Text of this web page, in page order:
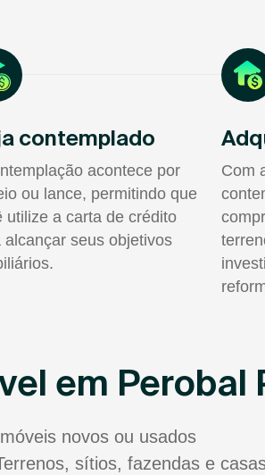
contemplado
acontece por
ou lance, permitindo que
utilize a carta de crédito
alcançar seus objetivos
Com
em Perobal
novos ou usados
sítios, fazendas e